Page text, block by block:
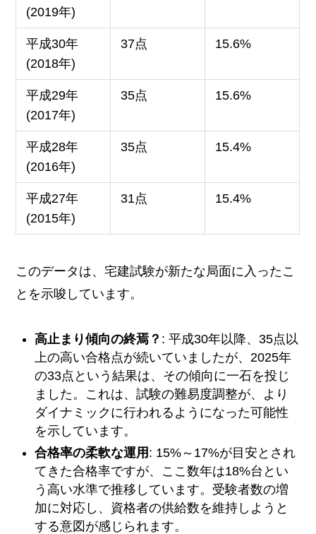
(2019年)
平成30年
(2018年)
37点 15.6%
平成29年
(2017年)
35点 15.6%
平成28年
(2016年)
35点 15.4%
平成27年
(2015年)
31点 15.4%
このデータは、宅建試験が新たな局面に入ったこ
とを示唆しています。
高止まり傾向の終焉？ : 平成30年以降、35点以
上の高い合格点が続いていましたが、2025年
の33点という結果は、その傾向に一石を投じ
ました。これは、試験の難易度調整が、より
ダイナミックに行われるようになった可能性
を示しています。
合格率の柔軟な運用 : 15%～17%が目安とされ
てきた合格率ですが、ここ数年は18%台とい
う高い水準で推移しています。受験者数の増
加に対応し、資格者の供給数を維持しようと
する意図が感じられます。